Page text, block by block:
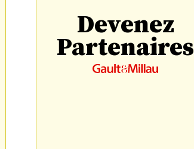
Devenez
Partenaires